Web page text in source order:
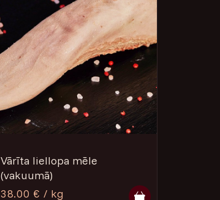
Vārīta liellopa mēle
(vakuumā)
38.00 € / kg